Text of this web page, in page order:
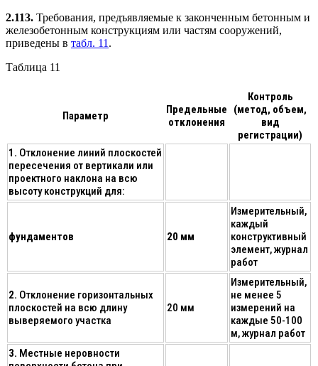
2.113. Требования, предъявляемые к законченным бетонным и
железобетонным конструкциям или частям сооружений,
приведены в табл. 11 .
Таблица 11
Параметр
Предельные
отклонения
Контроль
(метод, объем,
вид
регистрации)
1. Отклонение линий плоскостей
пересечения от вертикали или
проектного наклона на всю
высоту конструкций для:
фундаментов 20 мм
Измерительный,
каждый
конструктивный
элемент, журнал
работ
2. Отклонение горизонтальных
плоскостей на всю длину
выверяемого участка
20 мм
Измерительный,
не менее 5
измерений на
каждые 50-100
м, журнал работ
3. Местные неровности